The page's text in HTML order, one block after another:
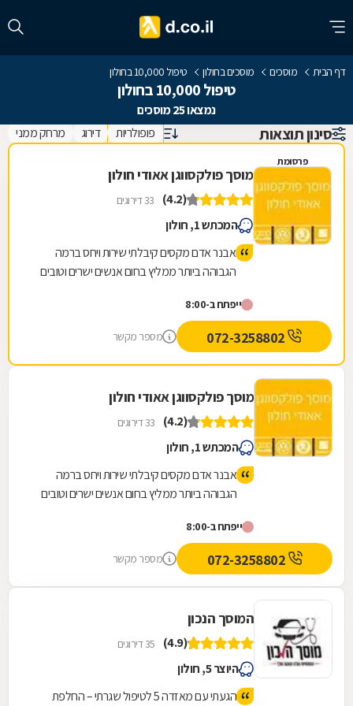
דף הבית מוסכים מוסכים בחולון טיפול 10,000 בחולון
טיפול 10,000 בחולון
נמצאו 25 מוסכים
סינון תוצאות פופולריות דירוג מרחק ממני
פרסומת
מוסך פולקסווגן אאודי חולון
(4.2) 33 דירוגים
המכתש 1, חולון
אבנר אדם מקסים קיבלתי שירות ויחס ברמה
הגבוהה ביותר ממליץ בחום אנשים ישרים וטובים
ייפתח ב-8:00
מספר מקשר
מוסך פולקסווגן אאודי חולון
(4.2) 33 דירוגים
המכתש 1, חולון
אבנר אדם מקסים קיבלתי שירות ויחס ברמה
הגבוהה ביותר ממליץ בחום אנשים ישרים וטובים
ייפתח ב-8:00
מספר מקשר
המוסך הנכון
(4.9) 35 דירוגים
היוצר 5, חולון
הגעתי עם מאזדה 5 לטיפול שגרתי – החלפת